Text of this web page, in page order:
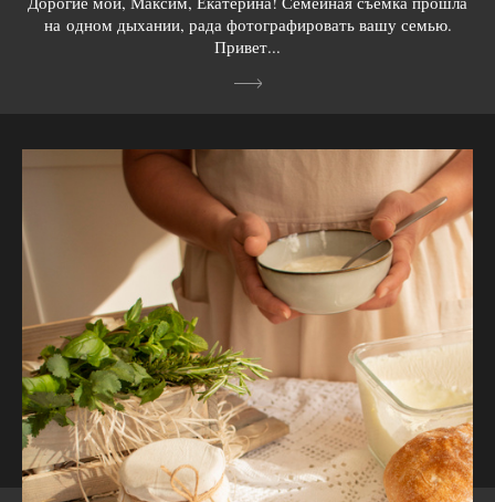
на одном дыхании, рада фотографировать вашу семью.
Привет...